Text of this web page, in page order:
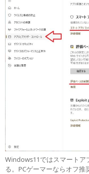
Windows11ではスマートア
る。PCゲーマーならオフ推